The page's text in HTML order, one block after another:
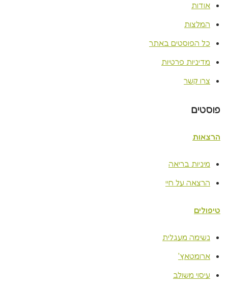
אודות
המלצות
כל הפוסטים באתר
מדיניות פרטיות
צרו קשר
פוסטים
הרצאות
מיניות בריאה
הרצאה על חיי
טיפולים
נשימה מעגלית
ארומטאץ'
עיסוי משולב